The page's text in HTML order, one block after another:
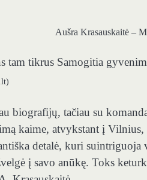
Aušra Krasauskaitė –
tam tikrus Samogitia
biografijų, tačiau su
kaime, atvykstant į
detalė, kuri
į savo anūkę. Toks